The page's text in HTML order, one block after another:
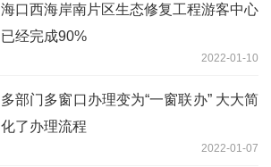
海口西海岸南片区生态修复工程游客中心
已经完成90%
2022-01-10
多部门多窗口办理变为“一窗联办” 大大简
化了办理流程
2022-01-07